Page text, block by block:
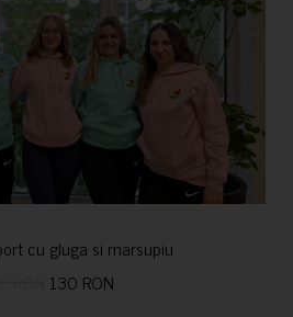
cu gluga si marsupiu
130 RON